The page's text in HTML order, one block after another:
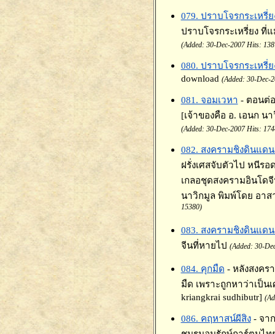
079. ปราบโจรกระเหรี่ย
ปราบโจรกระเหรี่ยง ที่
(Added: 30-Dec-2007 Hits:
080. ปราบโจรกระเหรี่ย
download (Added: 30-Dec-
081. จอมเวหา - ตอนต่
[เจ้าของคือ อ. เอนก
(Added: 30-Dec-2007 Hits:
082. สงครามชิงดินแดน
ฝรั่งเศสจับตัวไป หนีร
เกลอชุดสงครามอินโด
นาวิกมูล พิมพ์โดย อาส
15380)
083. สงครามชิงดินแดน
จีนที่หายไป (Added: 30-
084. คุกมืด - หลังสงคร
มืด เพราะถูกหาว่าเป็น
kriangkrai sudhibutr]
086. คฤหาสน์ผีสิง - จา